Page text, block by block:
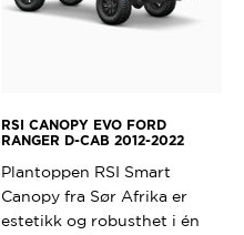
RSI CANOPY EVO FORD
RANGER D-CAB 2012-2022
Plantoppen RSI Smart
Canopy fra Sør Afrika er
estetikk og robusthet i én